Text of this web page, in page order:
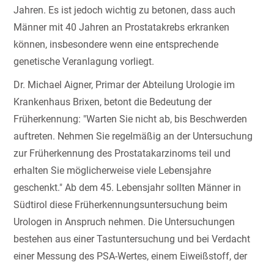
Jahren. Es ist jedoch wichtig zu betonen, dass auch
Männer mit 40 Jahren an Prostatakrebs erkranken
können, insbesondere wenn eine entsprechende
genetische Veranlagung vorliegt.
Dr. Michael Aigner, Primar der Abteilung Urologie im
Krankenhaus Brixen, betont die Bedeutung der
Früherkennung: "Warten Sie nicht ab, bis Beschwerden
auftreten. Nehmen Sie regelmäßig an der Untersuchung
zur Früherkennung des Prostatakarzinoms teil und
erhalten Sie möglicherweise viele Lebensjahre
geschenkt." Ab dem 45. Lebensjahr sollten Männer in
Südtirol diese Früherkennungsuntersuchung beim
Urologen in Anspruch nehmen. Die Untersuchungen
bestehen aus einer Tastuntersuchung und bei Verdacht
einer Messung des PSA-Wertes, einem Eiweißstoff, der